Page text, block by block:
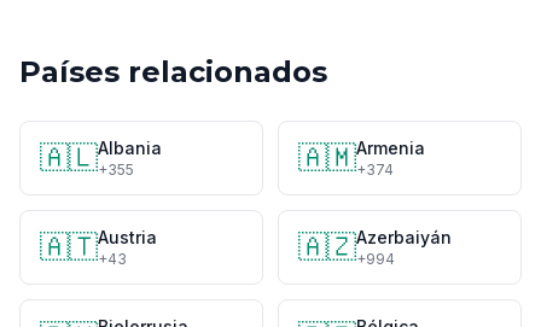
Países relacionados
🇦🇱Albania
+355 🇦🇲Armenia
+374
🇦🇹Austria
+43 🇦🇿Azerbaiyán
+994